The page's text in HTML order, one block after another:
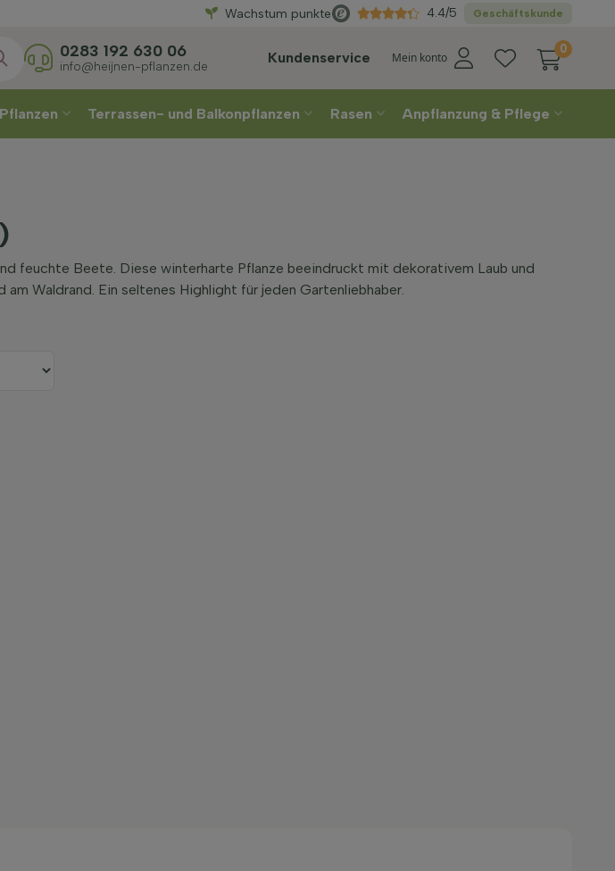
Direktaus der Gärtnerei
Wachstum punkte Geschäftskunde
4.4/5
Kundenservice Mein konto
0
0283 192 630 06
info@heijnen-pflanzen.de
Terrassen- und Balkonpflanzen Rasen Anpflanzung & Pflege
feuchte Beete. Diese winterharte Pflanze beeindruckt mit dekorativem Laub und
Waldrand. Ein seltenes Highlight für jeden Gartenliebhaber.